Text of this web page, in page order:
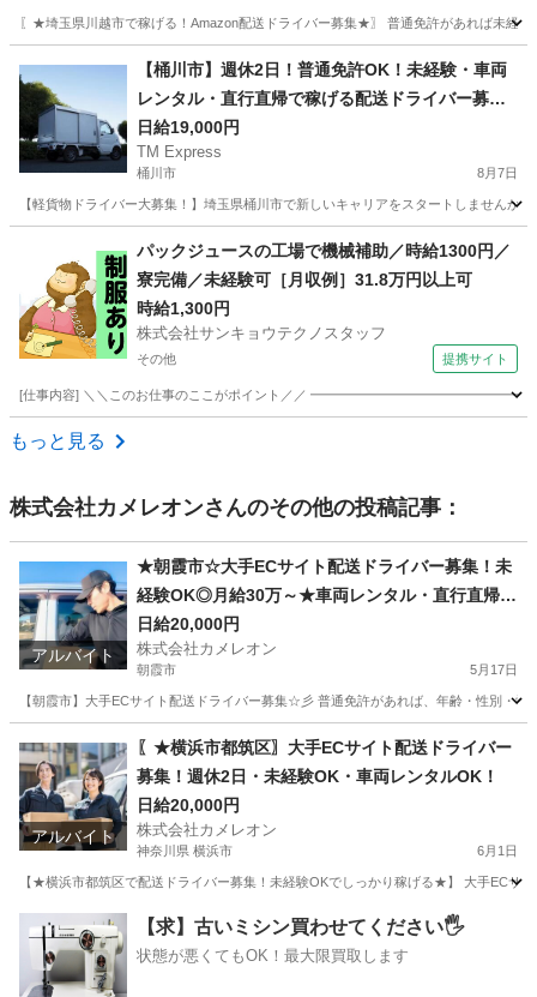
〖★埼玉県川越市で稼げる！Amazon配送ドライバー募集★〗 普通免許があれば未経
ドライバー Amazon
【桶川市】週休2日！普通免許OK！未経験・車両
レンタル・直行直帰で稼げる配送ドライバー募
集！
日給19,000円
TM Express
桶川市 8月7日
【軽貨物ドライバー大募集！】埼玉県桶川市で新しいキャリアをスタートしません
ドライバー 社用車
パックジュースの工場で機械補助／時給1300円／
寮完備／未経験可［月収例］31.8万円以上可
時給1,300円
株式会社サンキョウテクノスタッフ
その他 提携サイト
[仕事内容] ＼＼このお仕事のここがポイント／／ ━━━━━━━━━━━━━━━━━ ◎
埼玉 その他
もっと見る
株式会社カメレオンさんのその他の投稿記事：
アルバイト
★朝霞市☆大手ECサイト配送ドライバー募集！未
経験OK◎月給30万～★車両レンタル・直行直帰
可！
日給20,000円
株式会社カメレオン
朝霞市 5月17日
【朝霞市】大手ECサイト配送ドライバー募集☆彡 普通免許があれば、年齢・性別・
ドライバー 積み込み
アルバイト
〖★横浜市都筑区〗大手ECサイト配送ドライバー
募集！週休2日・未経験OK・車両レンタルOK！
日給20,000円
株式会社カメレオン
神奈川県 横浜市 6月1日
【★横浜市都筑区で配送ドライバー募集！未経験OKでしっかり稼げる★】 大手ECサ
神奈川 横浜市 ドライバー 積み込み
【求】古いミシン買わせてください🖐️
状態が悪くてもOK！最大限買取します